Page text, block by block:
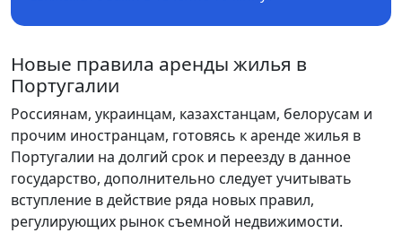
Новые правила аренды жилья в
Португалии
Россиянам, украинцам, казахстанцам, белорусам и
прочим иностранцам, готовясь к аренде жилья в
Португалии на долгий срок и переезду в данное
государство, дополнительно следует учитывать
вступление в действие ряда новых правил,
регулирующих рынок съемной недвижимости.